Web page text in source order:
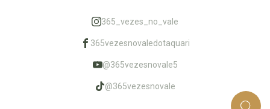
365_vezes_no_vale
365vezesnovaledotaquari
@365vezesnovale5
@365vezesnovale